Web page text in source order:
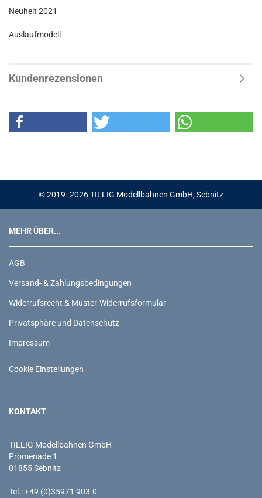
Neuheit 2021
Auslaufmodell
Kundenrezensionen
© 2019 -2026 TILLIG Modellbahnen GmbH, Sebnitz
MEHR ÜBER...
AGB
Versand- & Zahlungsbedingungen
Widerrufsrecht & Muster-Widerrufsformular
Privatsphäre und Datenschutz
Impressum
Cookie Einstellungen
KONTAKT
TILLIG Modellbahnen GmbH
Promenade 1
01855 Sebnitz
Tel.: +49 (0)35971 903-0